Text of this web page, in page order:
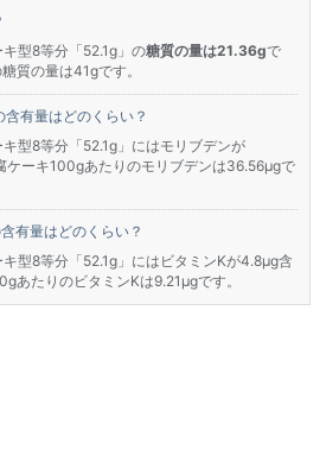
型8等分「52.1g」の糖質の量は21.36gで
質の量は41gです。
有量はどのくらい？
型8等分「52.1g」にはモリブデンが
ケーキ100gあたりのモリブデンは36.56μgで
有量はどのくらい？
型8等分「52.1g」にはビタミンKが4.8μg含
あたりのビタミンKは9.21μgです。